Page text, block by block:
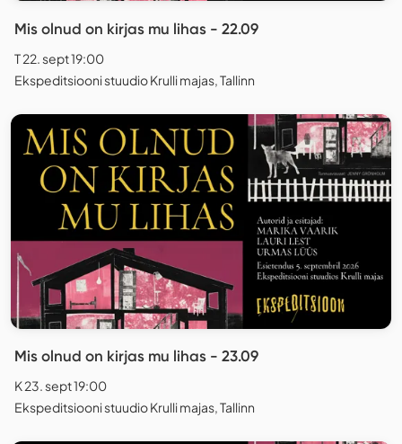
Mis olnud on kirjas mu lihas - 22.09
T 22. sept 19:00
Ekspeditsiooni stuudio Krulli majas, Tallinn
Mis olnud on kirjas mu lihas - 23.09
K 23. sept 19:00
Ekspeditsiooni stuudio Krulli majas, Tallinn